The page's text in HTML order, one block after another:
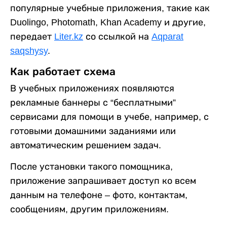
популярные учебные приложения, такие как
Duolingo, Photomath, Khan Academy и другие,
передает Liter.kz со ссылкой на Aqparat
saqshysy.
Как работает схема
В учебных приложениях появляются
рекламные баннеры с “бесплатными”
сервисами для помощи в учебе, например, с
готовыми домашними заданиями или
автоматическим решением задач.
После установки такого помощника,
приложение запрашивает доступ ко всем
данным на телефоне – фото, контактам,
сообщениям, другим приложениям.